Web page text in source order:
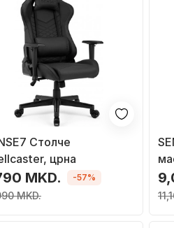
Столче
црна
MKD.
MKD.
-57%